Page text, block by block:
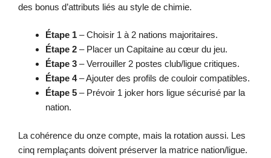
des bonus d’attributs liés au style de chimie.
Étape 1 – Choisir 1 à 2 nations majoritaires.
Étape 2 – Placer un Capitaine au cœur du jeu.
Étape 3 – Verrouiller 2 postes club/ligue critiques.
Étape 4– Ajouter des profils de couloir compatibles.
Étape 5 – Prévoir 1 joker hors ligue sécurisé par la
nation.
La cohérence du onze compte, mais la rotation aussi. Les
cinq remplaçants doivent préserver la matrice nation/ligue.